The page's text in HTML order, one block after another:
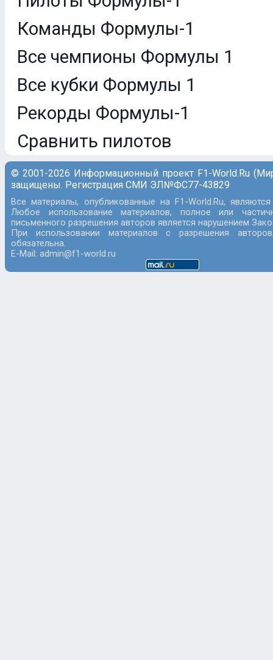
Команды Формулы-1
Все чемпионы Формулы 1
Все кубки Формулы 1
Рекорды Формулы-1
Сравнить пилотов
© 2001-2026 Информационный проект F1-World.Ru
защищены. Регистрация СМИ ЭЛ№ФС77-43829
Все материалы, опубликованные на F1-World.Ru,
Любое использование материалов, полное или
письменного разрешения авторов является нарушением
При использовании материалов с разрешения
обязательна.
E-Mail: admin@f1-world.ru